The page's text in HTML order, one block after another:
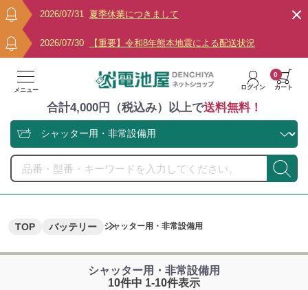
2026/07/31 夏季休業につきまして
2026/07/30 【重要】令和8年熊本地震による配送状況
メニュー ログイン カート
0
合計4,000円（税込み）以上で送料無料！
TOP バッテリー シャッター用・非常設備用
シャッター用・非常設備用
10件中 1-10件表示